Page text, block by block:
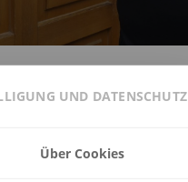
UND DATENSCHUTZ
Über Cookies